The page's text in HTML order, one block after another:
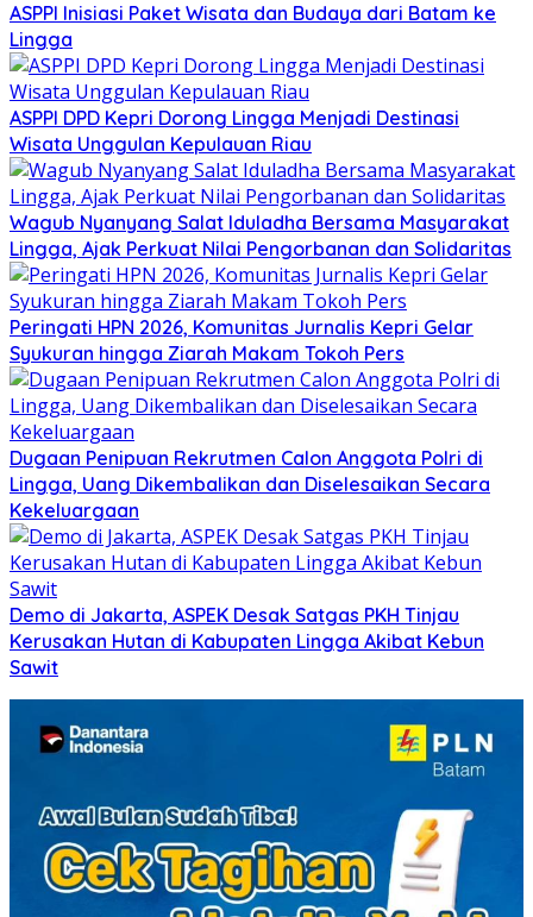
ASPPI Inisiasi Paket Wisata dan Budaya dari Batam ke
Lingga
ASPPI DPD Kepri Dorong Lingga Menjadi Destinasi
Wisata Unggulan Kepulauan Riau
Wagub Nyanyang Salat Iduladha Bersama Masyarakat
Lingga, Ajak Perkuat Nilai Pengorbanan dan Solidaritas
Peringati HPN 2026, Komunitas Jurnalis Kepri Gelar
Syukuran hingga Ziarah Makam Tokoh Pers
Dugaan Penipuan Rekrutmen Calon Anggota Polri di
Lingga, Uang Dikembalikan dan Diselesaikan Secara
Kekeluargaan
Demo di Jakarta, ASPEK Desak Satgas PKH Tinjau
Kerusakan Hutan di Kabupaten Lingga Akibat Kebun
Sawit